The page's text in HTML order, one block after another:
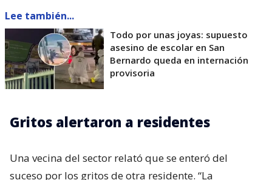
Lee también...
Todo por unas joyas: supuesto
asesino de escolar en San
Bernardo queda en internación
provisoria
Gritos alertaron a residentes
Una vecina del sector relató que se enteró del
suceso por los gritos de otra residente. “La